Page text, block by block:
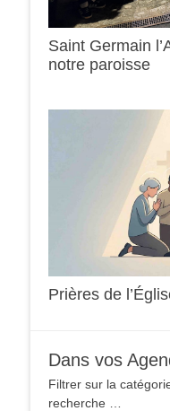
Saint Germain
notre paroisse
Prières de
Dans vos
Filtrer sur la
recherche …